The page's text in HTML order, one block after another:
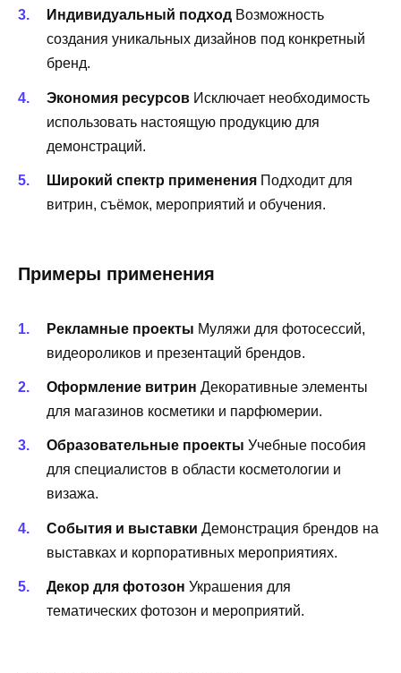
Индивидуальный подход Возможность
создания уникальных дизайнов под конкретный
бренд.
Экономия ресурсов Исключает необходимость
использовать настоящую продукцию для
демонстраций.
Широкий спектр применения Подходит для
витрин, съёмок, мероприятий и обучения.
Примеры применения
Рекламные проекты Муляжи для фотосессий,
видеороликов и презентаций брендов.
Оформление витрин Декоративные элементы
для магазинов косметики и парфюмерии.
Образовательные проекты Учебные пособия
для специалистов в области косметологии и
визажа.
События и выставки Демонстрация брендов на
выставках и корпоративных мероприятиях.
Декор для фотозон Украшения для
тематических фотозон и мероприятий.